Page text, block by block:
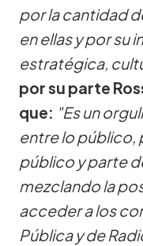
por la cantidad
en ellas y por su
estratégica,
por su parte
que: "Es un
entre lo público,
público y parte
mezclando la
acceder a los
Pública y de